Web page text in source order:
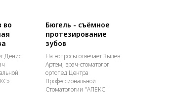
во
Денис
Бюгель - съёмное
протезирование
зубов
На вопросы отвечает Зылев
Артем, врач-стоматолог
ортопед Центра
Профессиональной
Стоматологии "АПЕКС"